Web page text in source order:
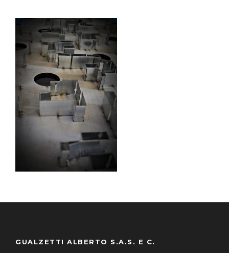
GUALZETTI ALBERTO S.A.S. E C.